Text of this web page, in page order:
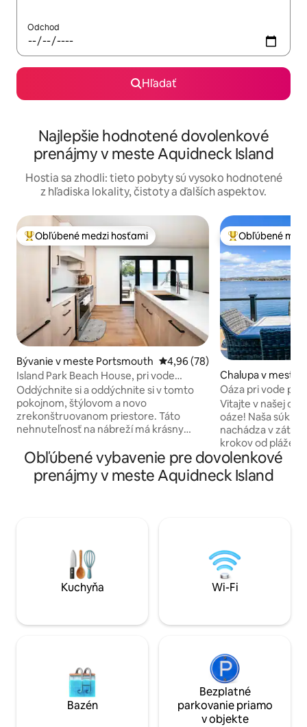
Odchod
Hľadať
Najlepšie hodnotené dovolenkové
prenájmy v meste Aquidneck Island
Hostia sa zhodli: tieto pobyty sú vysoko hodnotené
z hľadiska lokality, čistoty a ďalších aspektov.
Najobľúbenejšie medzi hosťami
Obľúbené medzi hosťami
Bývanie v meste Portsmouth Priemerné ohodnotenie 4,96
4,96 (78)
Island Park Beach House, pri vode
Novinka!
Oddýchnite si a oddýchnite si v tomto
pokojnom, štýlovom a novo
zrekonštruovanom priestore. Táto
nehnuteľnosť na nábreží má krásny
kúpeľňu. veľké sklenené dvere, aby ste
si mohli vychutnať výhľad a zariadenú
terasu pre bezstarostné vnútorné a
SUP a 1 kajak. Verejné pláže v okolí alebo
skočte priamo do vody priamo pred
zadnymi dverami.
Najobľúbenejšie
Obľúbené
Chalupa v meste
h
Oáza pri vode
vírivkou!
Vitajte v našej
oáze! Naša
nachádza v
krokov od pláže
miestnych
Ave a vychutnajte
hamburgery v
miestnych viníc a
vychutnajte deň
Naša chalupa má
blízkosti
Obľúbené vybavenie pre dovolenkové
prenájmy v meste Aquidneck Island
Kuchyňa Wi-Fi
Bazén
Bezplatné
parkovanie priamo
v objekte